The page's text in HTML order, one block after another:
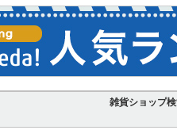
雑貨ショップ